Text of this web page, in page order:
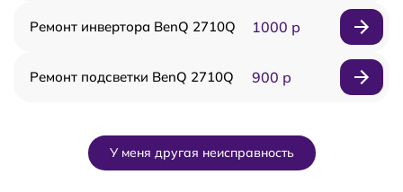
Ремонт инвертора BenQ 2710Q 1000 р
Ремонт подсветки BenQ 2710Q 900 р
У меня другая неисправность